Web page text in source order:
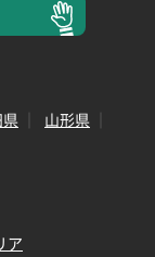
山形県
ア